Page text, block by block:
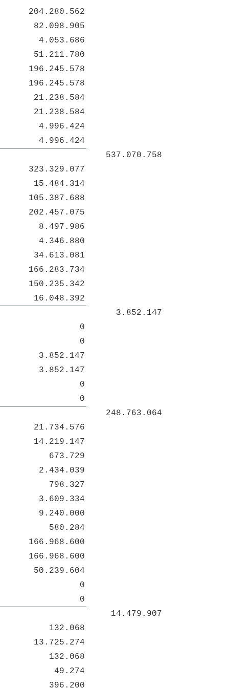
204.280.562
82.098.905
4.053.686
51.211.780
196.245.578
196.245.578
21.238.584
21.238.584
4.996.424
4.996.424
537.070.758
323.329.077
15.484.314
105.387.688
202.457.075
8.497.986
4.346.880
34.613.081
166.283.734
150.235.342
16.048.392
3.852.147
0
0
3.852.147
3.852.147
0
0
248.763.064
21.734.576
14.219.147
673.729
2.434.039
798.327
3.609.334
9.240.000
580.284
166.968.600
166.968.600
50.239.604
0
0
14.479.907
132.068
13.725.274
132.068
49.274
396.200